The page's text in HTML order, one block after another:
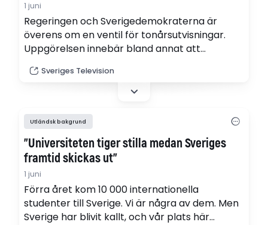
1 juni
Regeringen och Sverigedemokraterna är
överens om en ventil för tonårsutvisningar.
Uppgörelsen innebär bland annat att
en ny chans till beviljat uppehållstillstånd. "Vi
har enats om en lösning som jag tycker är
Sveriges Television
Utländsk bakgrund
”Universiteten tiger stilla medan Sveriges
framtid skickas ut”
1 juni
Förra året kom 10 000 internationella
studenter till Sverige. Vi är några av dem. Men
Sverige har blivit kallt, och vår plats här